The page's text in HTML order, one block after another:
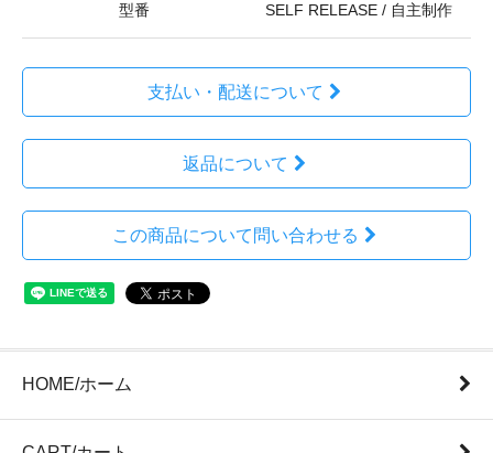
型番 SELF RELEASE / 自主制作
支払い・配送について
返品について
この商品について問い合わせる
HOME/ホーム